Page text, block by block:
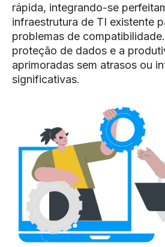
rápida, integrando-se
infraestrutura de TI existente
problemas de
proteção de dados e a
aprimoradas sem atrasos ou
significativas.